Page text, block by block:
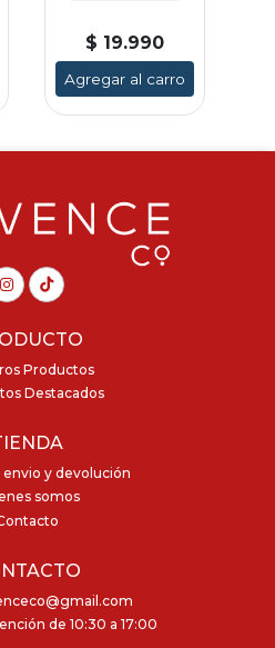
$ 19.990
Agregar al carro
Productos
Destacados
envio y devolución
somos
de 10:30 a 17:00